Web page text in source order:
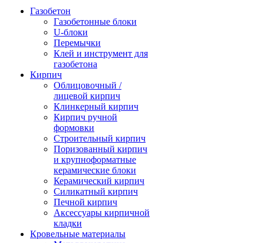
Газобетон
Газобетонные блоки
U-блоки
Перемычки
Клей и инструмент для
газобетона
Кирпич
Облицовочный /
лицевой кирпич
Клинкерный кирпич
Кирпич ручной
формовки
Строительный кирпич
Поризованный кирпич
и крупноформатные
керамические блоки
Керамический кирпич
Силикатный кирпич
Печной кирпич
Аксессуары кирпичной
кладки
Кровельные материалы